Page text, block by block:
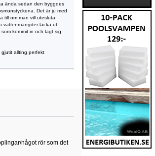
ända sedan den byggdes
Det är ju med
till om man vill utesluta
vattenmängder läcka ut
kommit in och lagt sig
gjutit allting perfekt
något rör som det